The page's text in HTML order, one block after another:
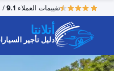
تقييمات العملاء 9.1
/ 10
أتلانتا
دليل تأجير